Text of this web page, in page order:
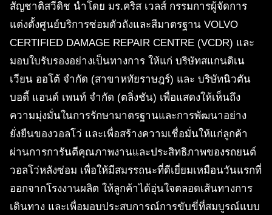
สัญชาติสวีดิช นำโดย มร.คริส เวลส์ กรรมการผู้จัดการ
แต่งตั้งศูนย์บริการซ่อมตัวถังและสีมาตรฐาน VOLVO
CERTIFIED DAMAGE REPAIR CENTRE (VCDR) และ
มอบใบรับรองอย่างเป็นทางการ ให้แก่ บริษัทสแกนดิเน
เวียน ออโต้ จำกัด (สาขาหทัยราษฎร์) และ บริษัทนิวตัน
บอดี้ แอนด์ เพนท์ จำกัด (ตลิ่งชัน) เพื่อแสดงให้เห็นถึง
ความมุ่งมั่นในการรักษามาตรฐานและการพัฒนาอย่าง
ยั่งยืนของวอลโว่ และเพื่อสร้างความเชื่อมั่นให้แก่ลูกค้า
ผ่านการการันตีคุณภาพงานและประสิทธิภาพของรถยนต์
วอลโว่หลังซ่อม เพื่อให้มีสมรรถนะที่ดีเยี่ยมเหมือนวันแรกที่
ออกจากโรงงานผลิต ให้ลูกค้าได้อุ่นใจตลอดเส้นทางการ
เดินทาง และเพื่อมอบประสบการณ์การขับขี่ที่สมบูรณ์แบบ